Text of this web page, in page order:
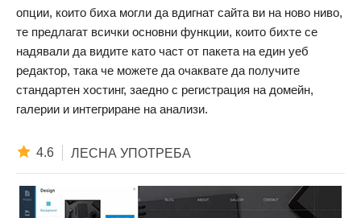
опции, които биха могли да вдигнат сайта ви на ново ниво,
те предлагат всички основни функции, които бихте се
надявали да видите като част от пакета на един уеб
редактор, така че можете да очаквате да получите
стандартен хостинг, заедно с регистрация на домейн,
галерии и интегриране на анализи.
4.6 ЛЕСНА УПОТРЕБА